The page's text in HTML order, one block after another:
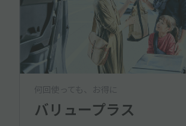
何回使っても、お得に
バリュープラス